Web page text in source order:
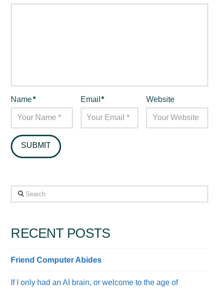
Name* Email* Website
Search
RECENT POSTS
Friend Computer Abides
If I only had an AI brain, or welcome to the age of